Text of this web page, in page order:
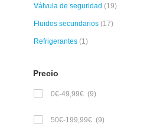
Válvula de seguridad (19)
Fluidos secundarios (17)
Refrigerantes (1)
Precio
0€-49,99€ (9)
50€-199,99€ (9)